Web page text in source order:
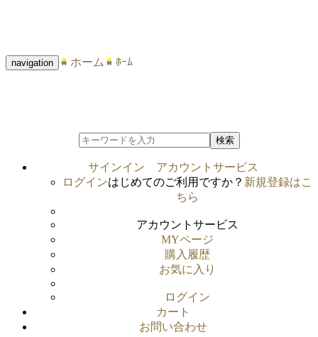
navigation ホーム ﾎｰﾑ
検索
サインイン
アカウントサービス
ログインはじめてのご利用ですか？ 新規登録はこ
ちら
アカウントサービス
MYページ
購入履歴
お気に入り
ログイン
カート
お問い合わせ